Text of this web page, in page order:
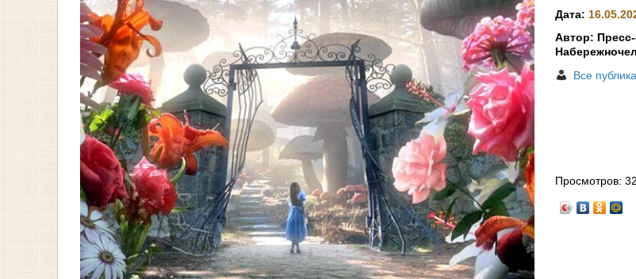
Дата:
Автор:
Все
Просмотров: